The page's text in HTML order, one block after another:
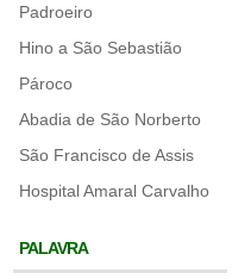
Padroeiro
Hino a São Sebastião
Pároco
Abadia de São Norberto
São Francisco de Assis
Hospital Amaral Carvalho
PALAVRA